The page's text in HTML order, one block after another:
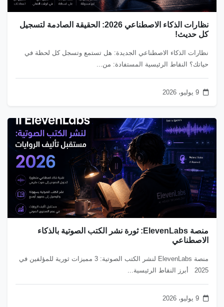
نظارات الذكاء الاصطناعي 2026: الحقيقة الصادمة لتسجيل
كل حديث!
نظارات الذكاء الاصطناعي الجديدة: هل تستمع وتسجل كل لحظة في
حياتك؟ النقاط الرئيسية المستفادة: من...
منصة ElevenLabs: ثورة نشر الكتب الصوتية بالذكاء
الاصطناعي
منصة ElevenLabs لنشر الكتب الصوتية: 3 مميزات ثورية للمؤلفين في
2025 أبرز النقاط الرئيسية...